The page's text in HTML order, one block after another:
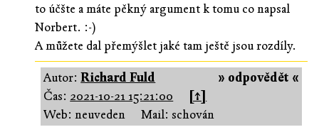
to účšte a máte pěkný argument k tomu co napsal
Norbert. :-)
A můžete dal přemýšlet jaké tam ještě jsou rozdíly.
» odpovědět «
Autor:Richard Fuld
Čas: 2021-10-21 15:21:00
[↑]
Web: neuveden
Mail: schován